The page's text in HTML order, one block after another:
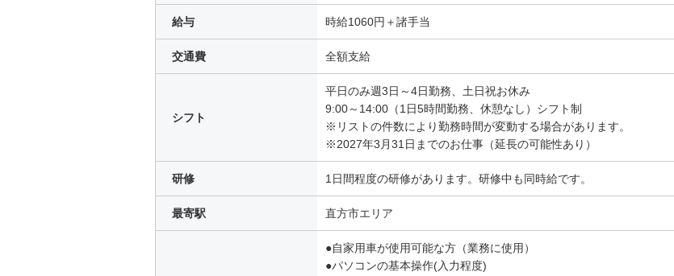
給与 時給1060円＋諸手当
交通費 全額支給
シフト
平日のみ週3日～4日勤務、土日祝お休み
9:00～14:00（1日5時間勤務、休憩なし）シフト制
※リストの件数により勤務時間が変動する場合があります。
※2027年3月31日までのお仕事（延長の可能性あり）
研修 1日間程度の研修があります。研修中も同時給です。
最寄駅 直方市エリア
●自家用車が使用可能な方（業務に使用）
●パソコンの基本操作(入力程度)